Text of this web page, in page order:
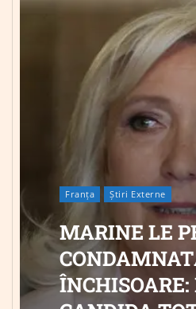
Franța Știri Externe
MARINE LE
ÎNCHISOARE: